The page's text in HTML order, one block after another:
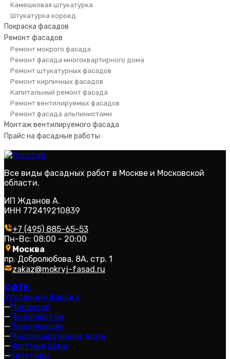
Камешковая штукатурка
Штукатурка короед
Покраска фасадов
Ремонт фасадов
Ремонт мокрого фасада
Ремонт фасада многоквартирного дома
Ремонт штукатурных фасадов
Ремонт кирпичных фасадов
Капитальный ремонт фасада
Ремонт вентилируемых фасадов
Ремонт фасада альпинистами
Монтаж вентилируемого фасада
Прайс на фасадные работы
Все виды фасадных работ в Москве и Московской
области.
ИП Жданов А.
ИНН 772419210839
+7 (495) 885-65-53
Пн-Вс: 08:00 - 20:00
Москва
пр. Добролюбова, 8А, стр. 1
zakaz@mokryj-fasad.ru
СФТК
Утепление фасада
—Минватой
—Пенопластом
—Пеноплексом
—Многоквартирные дома
—Частные дома
—Квартиры